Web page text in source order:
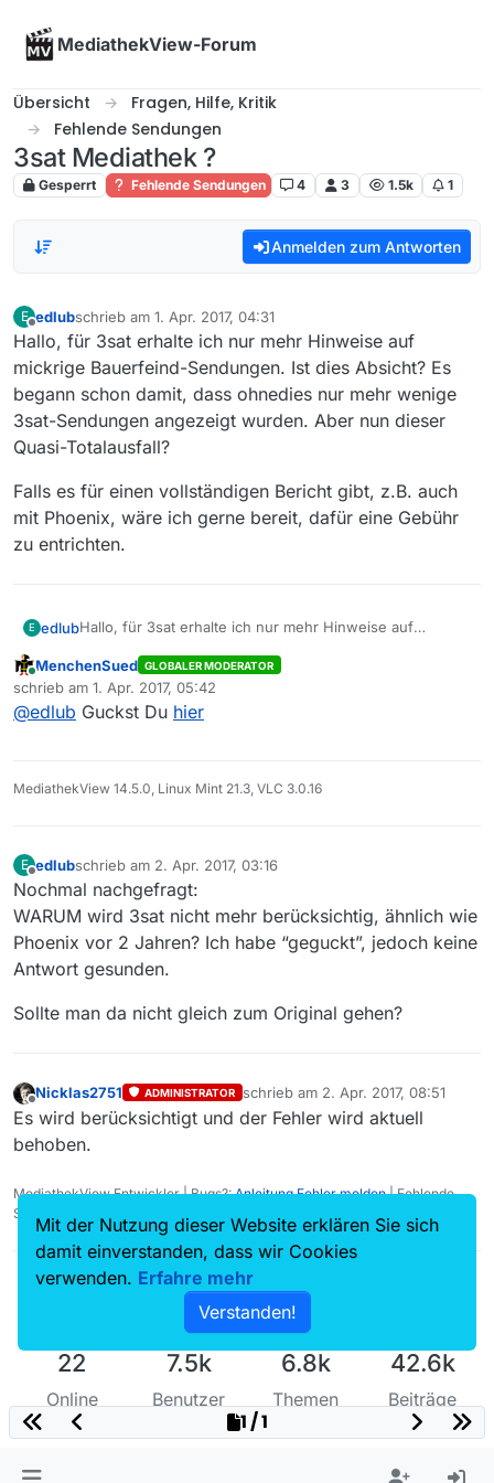
MediathekView-Forum
Übersicht
Fragen, Hilfe, Kritik
Fehlende Sendungen
3sat Mediathek ?
Gesperrt Fehlende Sendungen 4 3 1.5k 1
Anmelden zum Antworten
E
Offline
edlubschrieb am 1. Apr. 2017, 04:31
zuletzt editiert von
Hallo, für 3sat erhalte ich nur mehr Hinweise auf
mickrige Bauerfeind-Sendungen. Ist dies Absicht? Es
begann schon damit, dass ohnedies nur mehr wenige
3sat-Sendungen angezeigt wurden. Aber nun dieser
Quasi-Totalausfall?
Falls es für einen vollständigen Bericht gibt, z.B. auch
mit Phoenix, wäre ich gerne bereit, dafür eine Gebühr
zu entrichten.
E edlubHallo, für 3sat erhalte ich nur mehr Hinweise auf
begann schon damit, dass ohnedies nur mehr wenige
3sat-Sendungen angezeigt wurden. Aber nun dieser
Quasi-Totalausfall?
Falls es für einen vollständigen Bericht gibt, z.B. auch
mit Phoenix, wäre ich gerne bereit, dafür eine Gebühr
zu entrichten.
Online
MenchenSued GLOBALER MODERATOR
schrieb am 1. Apr. 2017, 05:42
zuletzt editiert von
@edlub Guckst Du hier
MediathekView 14.5.0, Linux Mint 21.3, VLC 3.0.16
E
Offline
edlubschrieb am 2. Apr. 2017, 03:16
zuletzt editiert von
Nochmal nachgefragt:
WARUM wird 3sat nicht mehr berücksichtig, ähnlich wie
Phoenix vor 2 Jahren? Ich habe “geguckt”, jedoch keine
Antwort gesunden.
Sollte man da nicht gleich zum Original gehen?
Offline
Nicklas2751 ADMINISTRATOR schrieb am 2. Apr. 2017, 08:51
zuletzt editiert von
Es wird berücksichtigt und der Fehler wird aktuell
behoben.
MediathekView Entwickler | Bugs?:Anleitung Fehler melden| Fehlende
Sendungen?:
22
Online
7.5k
Benutzer
6.8k
Themen
42.6k
Beiträge
1 / 1
Mit der Nutzung dieser Website erklären Sie sich
damit einverstanden, dass wir Cookies
verwenden. Erfahre mehr
Verstanden!